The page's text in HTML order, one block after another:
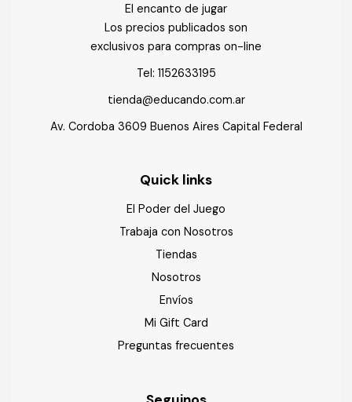
El encanto de jugar
Los precios publicados son
exclusivos para compras on-line
Tel: 1152633195
tienda@educando.com.ar
Av. Cordoba 3609 Buenos Aires Capital Federal
Quick links
El Poder del Juego
Trabaja con Nosotros
Tiendas
Nosotros
Envíos
Mi Gift Card
Preguntas frecuentes